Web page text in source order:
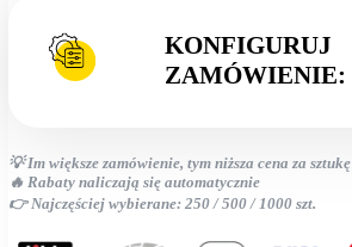
KONFIGURUJ
ZAMÓWIENIE:
💡 Im większe zamówienie, tym niższa cena za sztukę
🔥 Rabaty naliczają się automatycznie
👉 Najczęściej wybierane: 250 / 500 / 1000 szt.